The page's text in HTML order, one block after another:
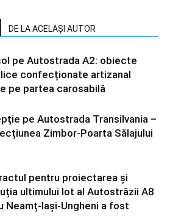
DE LA ACELAȘI AUTOR
pe Autostrada A2: obiecte
confecționate artizanal
pe partea carosabilă
pe Autostrada Transilvania –
Zimbor-Poarta Sălajului
pentru proiectarea și
ultimului lot al Autostrăzii A8
Neamț-Iași-Ungheni a fost